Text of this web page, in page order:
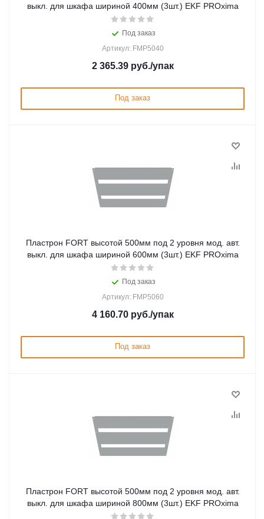
выкл. для шкафа шириной 400мм (3шт.) EKF PROxima
Под заказ
Артикул: FMP5040
2 365.39руб./упак
Под заказ
Пластрон FORT высотой 500мм под 2 уровня мод. авт.
выкл. для шкафа шириной 600мм (3шт.) EKF PROxima
Под заказ
Артикул: FMP5060
4 160.70руб./упак
Под заказ
Пластрон FORT высотой 500мм под 2 уровня мод. авт.
выкл. для шкафа шириной 800мм (3шт.) EKF PROxima